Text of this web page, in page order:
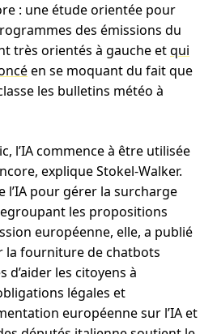
: une étude orientée pour
des émissions du
très orientés à gauche etqui
en se moquant du fait que
les bulletins météo à
l’IA commence à être utilisée
explique Stokel-Walker.
l’IA pour gérer la surcharge
les propositions
européenne, elle, a publié
la fourniture de chatbots
d’aider les citoyens à
légales et
européenne sur l’IA et